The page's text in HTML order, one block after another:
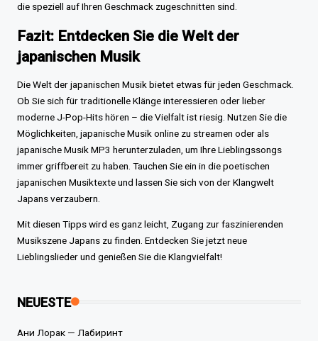
die speziell auf Ihren Geschmack zugeschnitten sind.
Fazit: Entdecken Sie die Welt der
japanischen Musik
Die Welt der japanischen Musik bietet etwas für jeden Geschmack.
Ob Sie sich für traditionelle Klänge interessieren oder lieber
moderne J-Pop-Hits hören – die Vielfalt ist riesig. Nutzen Sie die
Möglichkeiten, japanische Musik online zu streamen oder als
japanische Musik MP3 herunterzuladen, um Ihre Lieblingssongs
immer griffbereit zu haben. Tauchen Sie ein in die poetischen
japanischen Musiktexte und lassen Sie sich von der Klangwelt
Japans verzaubern.
Mit diesen Tipps wird es ganz leicht, Zugang zur faszinierenden
Musikszene Japans zu finden. Entdecken Sie jetzt neue
Lieblingslieder und genießen Sie die Klangvielfalt!
NEUESTE
Ани Лорак — Лабиринт